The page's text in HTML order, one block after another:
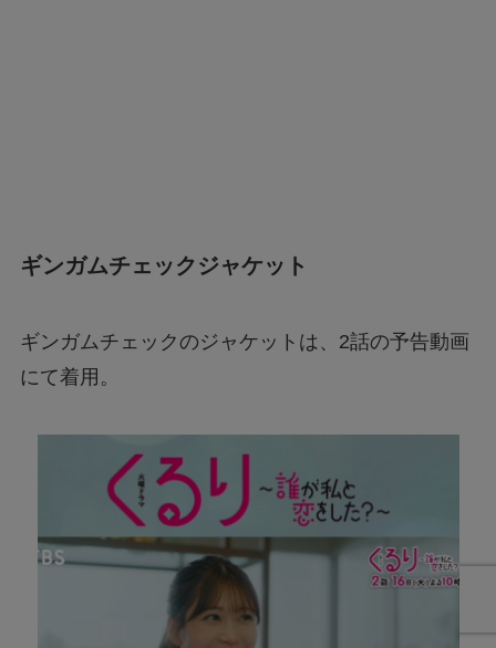
ギンガムチェックジャケット
ギンガムチェックのジャケットは、2話の予告動画
にて着用。